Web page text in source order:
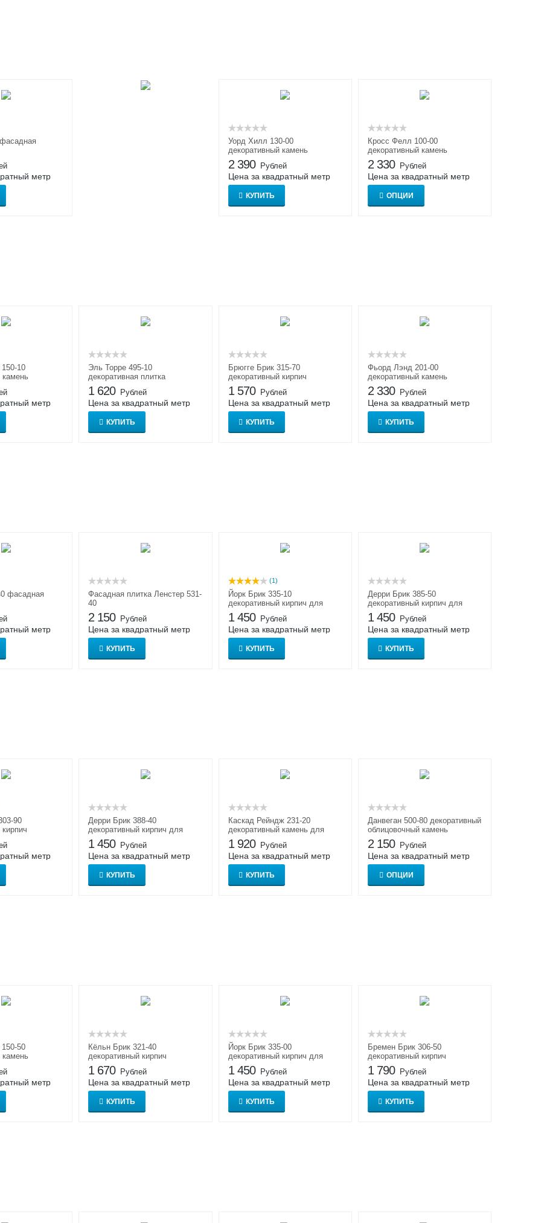
метр
Уорд Хилл 130-00
декоративный камень
2 390 Рублей
Цена за квадратный метр
КУПИТЬ
Кросс Фелл 100-00
декоративный камень
2 330 Рублей
Цена за квадратный метр
ОПЦИИ
10
камень
метр
Эль Торре 495-10
декоративная плитка
1 620 Рублей
Цена за квадратный метр
КУПИТЬ
Брюгге Брик 315-70
декоративный кирпич
1 570 Рублей
Цена за квадратный метр
КУПИТЬ
Фьорд Лэнд 201-00
декоративный камень
2 330 Рублей
Цена за квадратный метр
КУПИТЬ
фасадная
метр
Фасадная плитка Ленстер 531-
40
2 150 Рублей
Цена за квадратный метр
КУПИТЬ
(1)
Йорк Брик 335-10
декоративный кирпич для
внутренней отделки
1 450 Рублей
Цена за квадратный метр
КУПИТЬ
Дерри Брик 385-50
декоративный кирпич для
внутренней отделки
1 450 Рублей
Цена за квадратный метр
КУПИТЬ
90
метр
Дерри Брик 388-40
декоративный кирпич для
внутренней отделки
1 450 Рублей
Цена за квадратный метр
КУПИТЬ
Каскад Рейндж 231-20
декоративный камень для
внутренней отделки White Hills
1 920 Рублей
Цена за квадратный метр
КУПИТЬ
Данвеган 500-80 декоративный
облицовочный камень
2 150 Рублей
Цена за квадратный метр
ОПЦИИ
50
камень
метр
Кёльн Брик 321-40
декоративный кирпич
1 670 Рублей
Цена за квадратный метр
КУПИТЬ
Йорк Брик 335-00
декоративный кирпич для
внутренней отделки
1 450 Рублей
Цена за квадратный метр
КУПИТЬ
Бремен Брик 306-50
декоративный кирпич
1 790 Рублей
Цена за квадратный метр
КУПИТЬ